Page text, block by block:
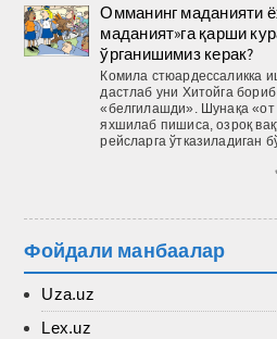
Омманинг маданияти
маданият»га қарши
ўрганишимиз керак?
Комила стюардессаликка
дастлаб уни Хитойга
«белгилашди». Шунақа
яхшилаб пишиса, озроқ
рейсларга ўтказиладиган
Фойдали манбаалар
Uza.uz
Lex.uz